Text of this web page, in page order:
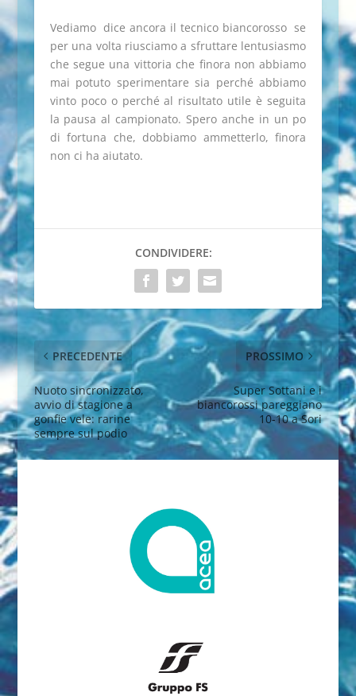
Vediamo  dice ancora il tecnico biancorosso  se
per una volta riusciamo a sfruttare lentusiasmo
che segue una vittoria che finora non abbiamo
mai potuto sperimentare sia perché abbiamo
vinto poco o perché al risultato utile è seguita
la pausa al campionato. Spero anche in un po
di fortuna che, dobbiamo ammetterlo, finora
non ci ha aiutato.
CONDIVIDERE:
PRECEDENTE
Nuoto sincronizzato,
avvio di stagione a
gonfie vele: rarine
sempre sul podio
PROSSIMO
Super Sottani e i
biancorossi pareggiano
10-10 a Sori